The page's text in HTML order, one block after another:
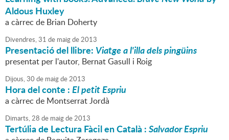
Aldous Huxley
a càrrec de Brian Doherty
Divendres,31 de maigde2013
Presentació del llibre: Viatge a l'illa dels pingüins
presentat per l'autor, Bernat Gasull i Roig
Dijous,30 de maigde2013
Hora del conte :El petit Espriu
a càrrec de Montserrat Jordà
Dimarts,28 de maigde2013
Tertúlia de Lectura Fàcil en Català :Salvador Espriu